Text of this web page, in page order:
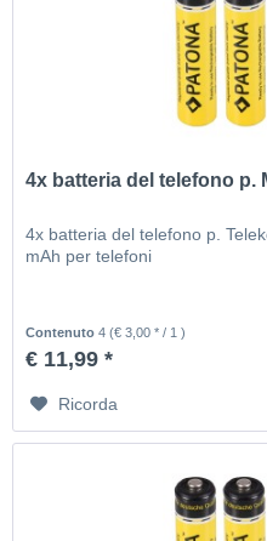
4x batteria del telefono p.
4x batteria del telefono p.
mAh per telefoni
Contenuto4(€ 3,00 * / 1 )
€ 11,99 *
Ricorda